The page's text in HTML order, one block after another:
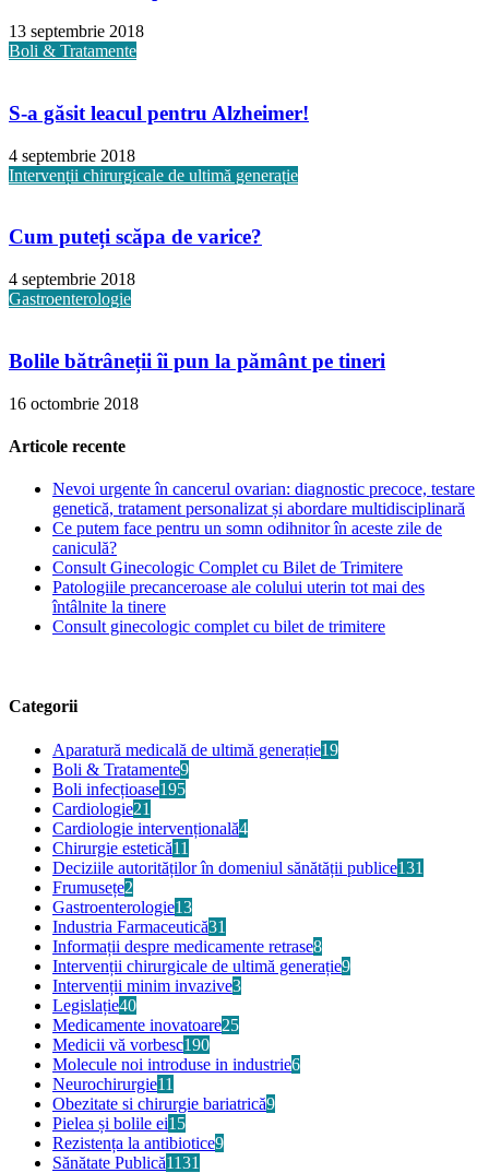
13 septembrie 2018
Boli & Tratamente
S-a găsit leacul pentru Alzheimer!
4 septembrie 2018
Intervenții chirurgicale de ultimă generație
Cum puteți scăpa de varice?
4 septembrie 2018
Gastroenterologie
Bolile bătrâneții îi pun la pământ pe tineri
16 octombrie 2018
Articole recente
Nevoi urgente în cancerul ovarian: diagnostic precoce, testare
genetică, tratament personalizat și abordare multidisciplinară
Ce putem face pentru un somn odihnitor în aceste zile de
caniculă?
Consult Ginecologic Complet cu Bilet de Trimitere
Patologiile precanceroase ale colului uterin tot mai des
întâlnite la tinere
Consult ginecologic complet cu bilet de trimitere
Categorii
Aparatură medicală de ultimă generație19
Boli & Tratamente9
Boli infecțioase195
Cardiologie21
Cardiologie intervențională4
Chirurgie estetică11
Deciziile autorităților în domeniul sănătății publice131
Frumusețe2
Gastroenterologie13
Industria Farmaceutică31
Informații despre medicamente retrase8
Intervenții chirurgicale de ultimă generație9
Intervenții minim invazive3
Legislație40
Medicamente inovatoare25
Medicii vă vorbesc190
Molecule noi introduse in industrie6
Neurochirurgie11
Obezitate si chirurgie bariatrică9
Pielea și bolile ei15
Rezistența la antibiotice9
Sănătate Publică1131